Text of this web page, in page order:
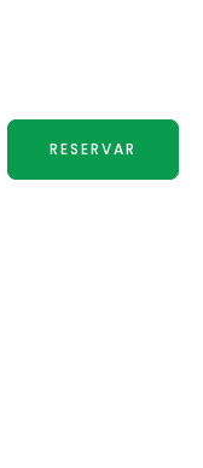
RESERVAR